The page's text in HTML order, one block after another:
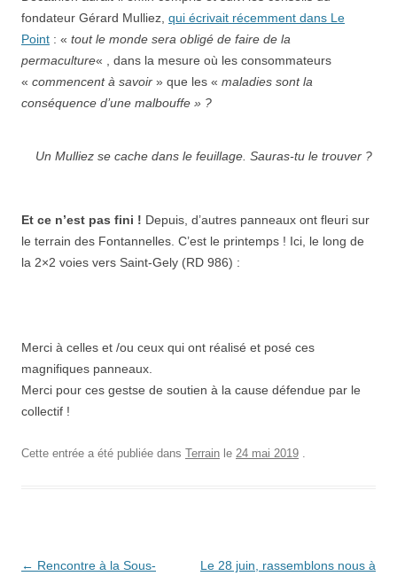
fondateur Gérard Mulliez, qui écrivait récemment dans Le
Point : « tout le monde sera obligé de faire de la
permaculture« , dans la mesure où les consommateurs
« commencent à savoir » que les « maladies sont la
conséquence d’une malbouffe » ?
Un Mulliez se cache dans le feuillage. Sauras-tu le trouver ?
Et ce n’est pas fini ! Depuis, d’autres panneaux ont fleuri sur
le terrain des Fontannelles. C’est le printemps ! Ici, le long de
la 2×2 voies vers Saint-Gely (RD 986) :
Merci à celles et /ou ceux qui ont réalisé et posé ces
magnifiques panneaux.
Merci pour ces gestse de soutien à la cause défendue par le
collectif !
Cette entrée a été publiée dans Terrain le 24 mai 2019 .
Navigation
← Rencontre à la Sous-
Le 28 juin, rassemblons nous à